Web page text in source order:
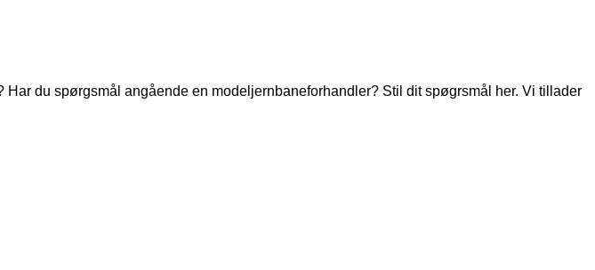
du spørgsmål angående en modeljernbaneforhandler? Stil dit spøgrsmål her. Vi tillader